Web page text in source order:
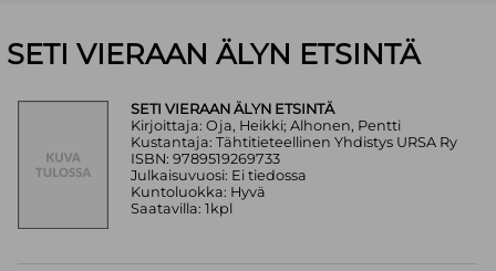
SETI VIERAAN ÄLYN ETSINTÄ
SETI VIERAAN ÄLYN ETSINTÄ
Kirjoittaja: Oja, Heikki; Alhonen, Pentti
Kustantaja: Tähtitieteellinen Yhdistys URSA Ry
ISBN: 9789519269733
Julkaisuvuosi: Ei tiedossa
Kuntoluokka: Hyvä
Saatavilla: 1kpl